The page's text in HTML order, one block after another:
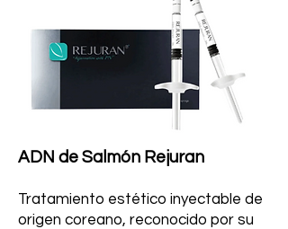
ADN de Salmón Rejuran
Tratamiento estético inyectable de
origen coreano, reconocido por su